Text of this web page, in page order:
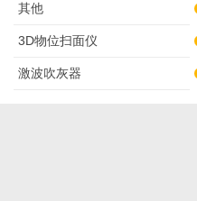
其他
3D物位扫面仪
激波吹灰器